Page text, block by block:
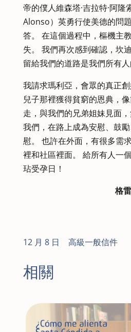
帝的僕人維森塔·吉拉特·阿
Alonso）英勇行使美德的問
答。 在這個過程中，樞機主
失。 我們再次感到確認，坎
留給我們的道路是我們所有人
我請求瑪利亞，會眾的真正
兒子那裡獲得貧窮的恩典，
走，與我們的兄弟姐妹見面
我們，在路上成為安慰、鼓
慰。 也許在外面，有很多需
裡和社區裡面。 給所有人一
玷受孕日！
格
12 月 8 日 高級一般信件
相關